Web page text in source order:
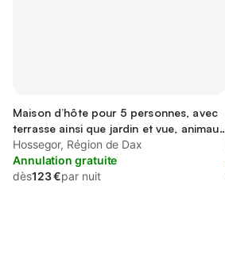
Maison d’hôte pour 5 personnes, avec
terrasse ainsi que jardin et vue, animaux
acceptés
Hossegor, Région de Dax
Annulation gratuite
dès123 €par nuit